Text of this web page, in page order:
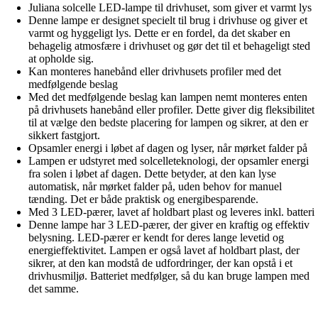
Juliana solcelle LED-lampe til drivhuset, som giver et varmt lys
Denne lampe er designet specielt til brug i drivhuse og giver et
varmt og hyggeligt lys. Dette er en fordel, da det skaber en
behagelig atmosfære i drivhuset og gør det til et behageligt sted
at opholde sig.
Kan monteres hanebånd eller drivhusets profiler med det
medfølgende beslag
Med det medfølgende beslag kan lampen nemt monteres enten
på drivhusets hanebånd eller profiler. Dette giver dig fleksibilitet
til at vælge den bedste placering for lampen og sikrer, at den er
sikkert fastgjort.
Opsamler energi i løbet af dagen og lyser, når mørket falder på
Lampen er udstyret med solcelleteknologi, der opsamler energi
fra solen i løbet af dagen. Dette betyder, at den kan lyse
automatisk, når mørket falder på, uden behov for manuel
tænding. Det er både praktisk og energibesparende.
Med 3 LED-pærer, lavet af holdbart plast og leveres inkl. batteri
Denne lampe har 3 LED-pærer, der giver en kraftig og effektiv
belysning. LED-pærer er kendt for deres lange levetid og
energieffektivitet. Lampen er også lavet af holdbart plast, der
sikrer, at den kan modstå de udfordringer, der kan opstå i et
drivhusmiljø. Batteriet medfølger, så du kan bruge lampen med
det samme.